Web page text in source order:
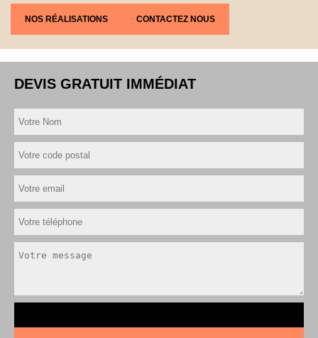
NOS RÉALISATIONS CONTACTEZ NOUS
DEVIS GRATUIT IMMÉDIAT